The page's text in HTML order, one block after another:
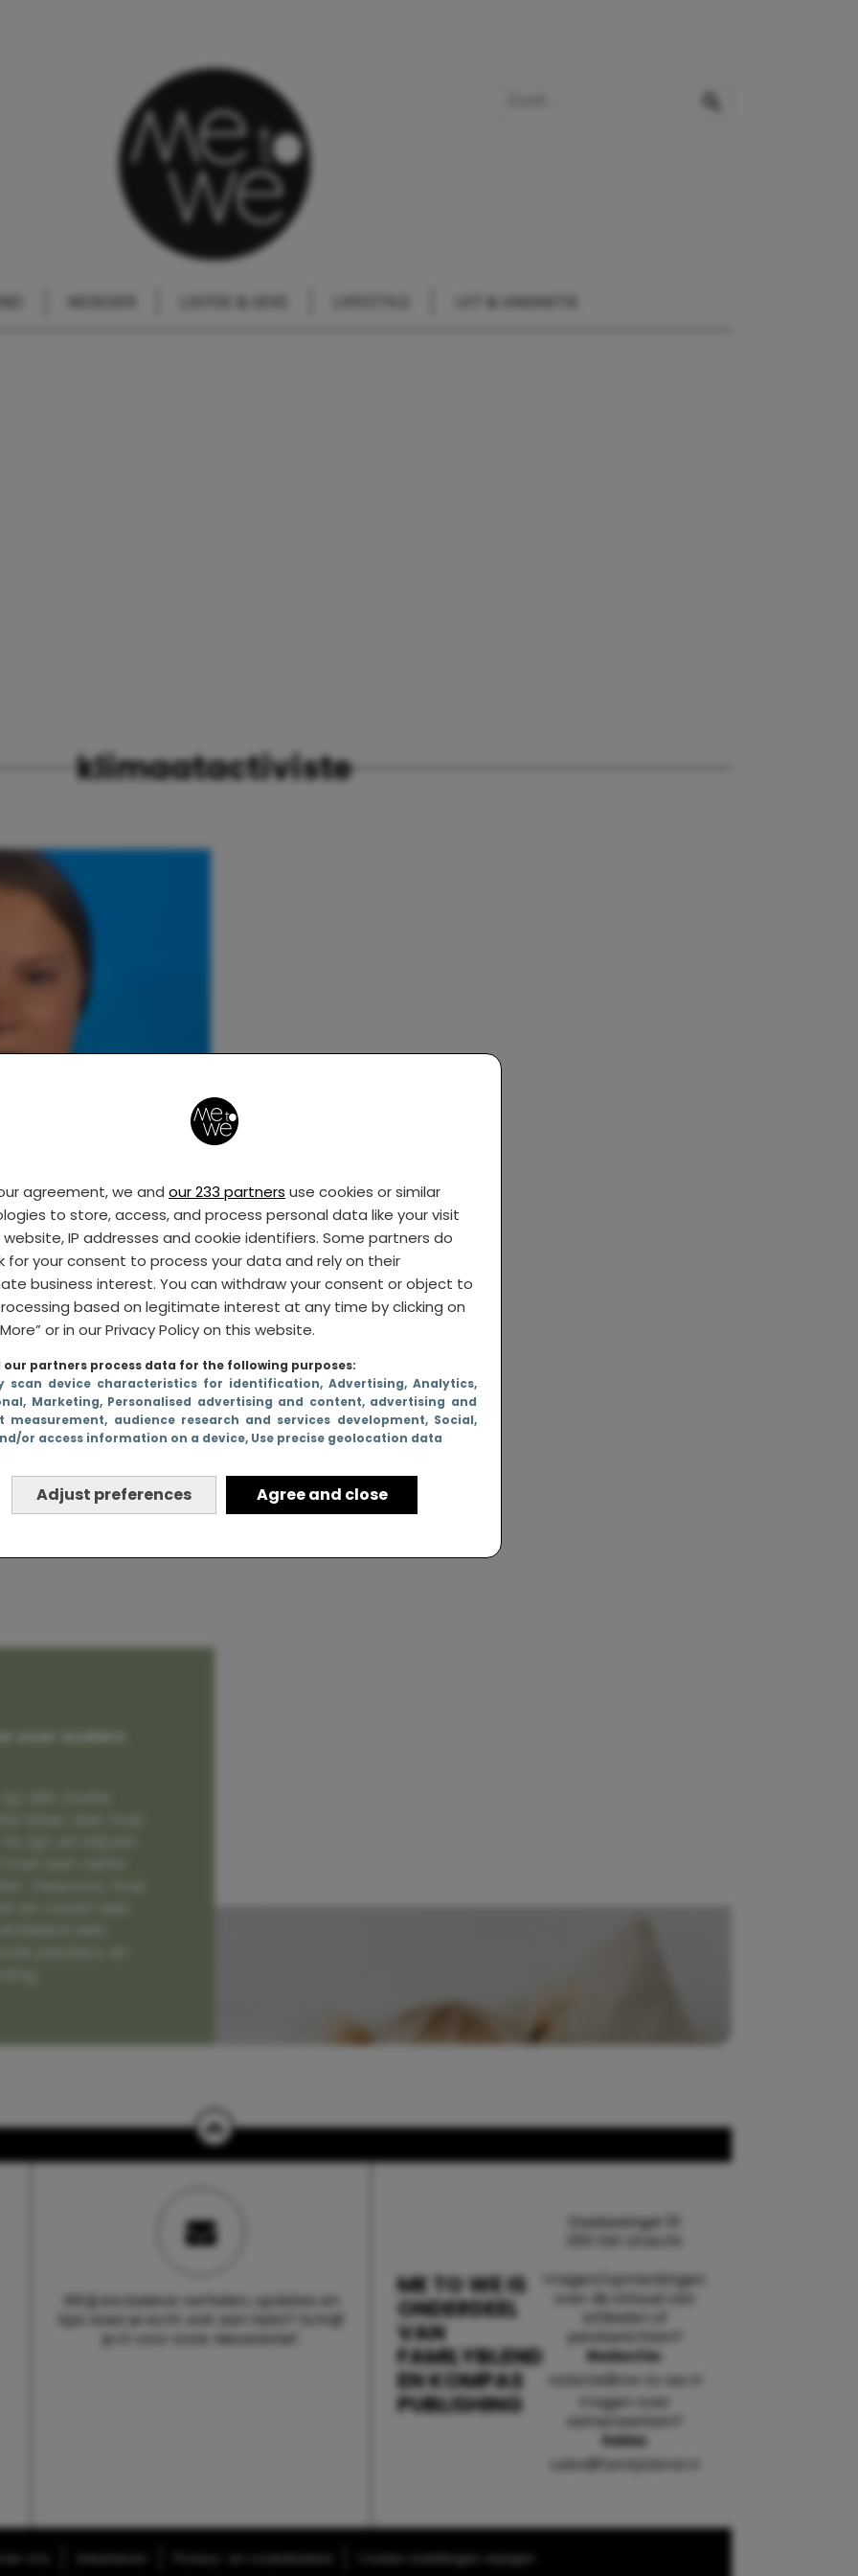
agreement, we and our 233 partners use cookies or similar
to store, access, and process personal data like your visit
IP addresses and cookie identifiers. Some partners do
for your consent to process your data and rely on their
business interest. You can withdraw your consent or object to
based on legitimate interest at any time by clicking on
or in our Privacy Policy on this website.
our partners process data for the following purposes:
scan device characteristics for identification, Advertising, Analytics,
, Marketing, Personalised advertising and content, advertising and
measurement, audience research and services development, Social,
or access information on a device, Use precise geolocation data
Adjust preferences Agree and close
MOEDER LIEFDE & SEKS UIT & VAKANTIE
klimaatactiviste
voor ouders
Wil jij exclusieve verhalen, updates en
tips waar je echt wat aan hebt? Schrijf
je in voor onze nieuwsbrief.
ME TO WE IS
ONDERDEEL
VAN
FAMILYBLEND
EN KOMPAS
PUBLISHING
Daalsesingel 51
3511 SW Utrecht
Vragen/opmerkingen
over de inhoud van
artikelen of
persberichten?
Redactie:
redactie@me-to-we.nl
Vragen over
samenwerken?
Sales:
sales@familyblend.nl
Cookie-instellingen wijzigen